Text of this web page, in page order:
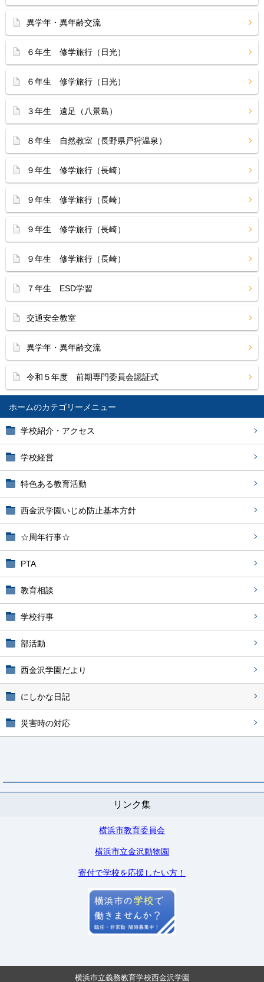
ホーム
学校紹介・アクセス
学校経営
特色ある教育活動
西金沢学園いじめ防止基本方針
☆周年行事☆
PTA
教育相談
学校行事
部活動
西金沢学園だより
にしかな日記
災害時の対応
リンク集
横浜市教育委員会
横浜市立金沢動物園
寄付で学校を応援したい方！
異学年・異年齢交流
６年生 修学旅行（日光）
６年生 修学旅行（日光）
３年生 遠足（八景島）
８年生 自然教室（長野県戸狩温泉）
９年生 修学旅行（長崎）
９年生 修学旅行（長崎）
９年生 修学旅行（長崎）
９年生 修学旅行（長崎）
７年生 ESD学習
交通安全教室
異学年・異年齢交流
令和５年度 前期専門委員会認証式
横浜市立義務教育学校西金沢学園